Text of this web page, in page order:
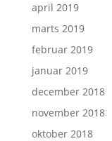
april 2019
marts 2019
februar 2019
januar 2019
december 2018
november 2018
oktober 2018